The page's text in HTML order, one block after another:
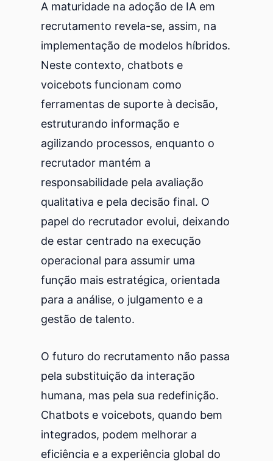
A maturidade na adoção de IA em
recrutamento revela-se, assim, na
implementação de modelos híbridos.
Neste contexto, chatbots e
voicebots funcionam como
ferramentas de suporte à decisão,
estruturando informação e
agilizando processos, enquanto o
recrutador mantém a
responsabilidade pela avaliação
qualitativa e pela decisão final. O
papel do recrutador evolui, deixando
de estar centrado na execução
operacional para assumir uma
função mais estratégica, orientada
para a análise, o julgamento e a
gestão de talento.
O futuro do recrutamento não passa
pela substituição da interação
humana, mas pela sua redefinição.
Chatbots e voicebots, quando bem
integrados, podem melhorar a
eficiência e a experiência global do